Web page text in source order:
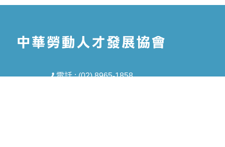
電話 : (02) 8965-1858